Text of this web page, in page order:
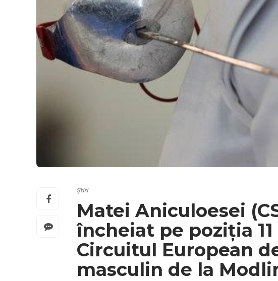
Știri
Matei Aniculoesei
încheiat pe poziția
Circuitul European
masculin de la